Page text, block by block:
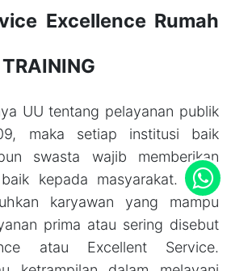
Excellence Rumah
UU tentang pelayanan publik
maka setiap institusi baik
swasta wajib memberikan
kepada masyarakat. Oleh
karyawan yang mampu
prima atau sering disebut
atau Excellent Service.